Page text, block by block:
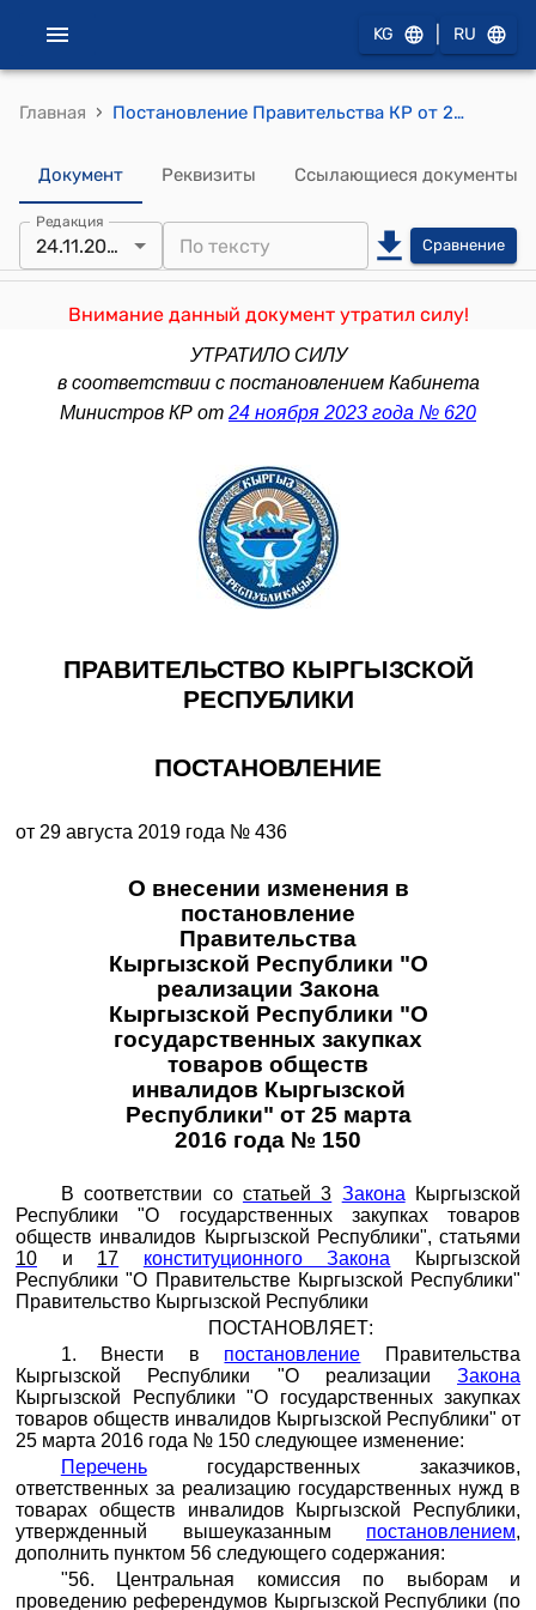
KG RU
Главная › Постановление Правительства КР от 29 августа 2019 года № 436 "О внесении изменения в постановление Правительства Кыргызской Республики "О реализации Закона Кыргызской Республики "О государственных закупках товаров обществ инвалидов Кыргызской Республики" от 25 марта 2016 года № 150"
Документ Реквизиты Ссылающиеся документы
Редакция
24.11.2023 Сравнение
Внимание данный документ утратил силу!